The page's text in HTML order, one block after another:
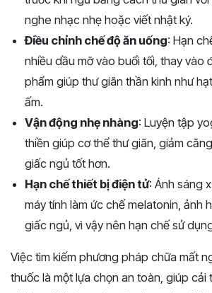
nghe nhạc nhẹ hoặc viết nhật ký.
Điều chỉnh chế độ ăn uống: Hạn
nhiều dầu mỡ vào buổi tối, thay vào
phẩm giúp thư giãn thần kinh như
ấm.
Vận động nhẹ nhàng: Luyện tập
thiền giúp cơ thể thư giãn, giảm
giấc ngủ tốt hơn.
Hạn chế thiết bị điện tử: Ánh sáng
máy tính làm ức chế melatonin, ảnh
giấc ngủ, vì vậy nên hạn chế sử
Việc tìm kiếm phương pháp chữa mất
thuốc là một lựa chọn an toàn, giúp cải